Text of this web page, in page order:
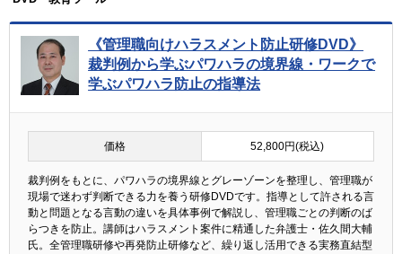
《管理職向けハラスメント防止研修DVD》
裁判例から学ぶパワハラの境界線・ワークで
学ぶパワハラ防止の指導法
価格 52,800円(税込)
裁判例をもとに、パワハラの境界線とグレーゾーンを整理し、管理職が
現場で迷わず判断できる力を養う研修DVDです。指導として許される言
動と問題となる言動の違いを具体事例で解説し、管理職ごとの判断のば
らつきを防止。講師はハラスメント案件に精通した弁護士・佐久間大輔
氏。全管理職研修や再発防止研修など、繰り返し活用できる実務直結型